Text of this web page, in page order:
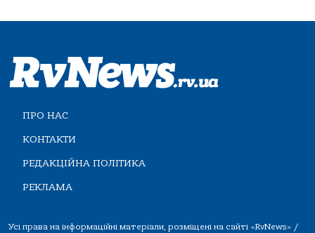
ПРО НАС
КОНТАКТИ
РЕДАКЦІЙНА ПОЛІТИКА
РЕКЛАМА
Усі права на інформаційні матеріали, розміщені на сайті «RvNews» /